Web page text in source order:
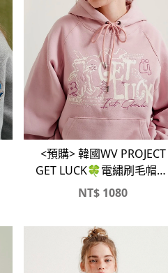
<預購> 韓國WV PROJECT
GET LUCK🍀電繡刷毛帽T#
帽踢
NT$ 1080